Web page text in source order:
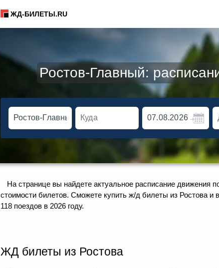
ЖД-БИЛЕТЫ.RU
Ростов-Главный:
На странице вы найдете актуальное расписание движения
стоимости билетов. Сможете купить ж/д билеты из Ростова и
118 поездов в 2026 году.
ЖД билеты из Ростова